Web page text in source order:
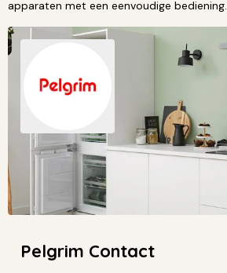
apparaten met een eenvoudige bediening.
Pelgrim Contact